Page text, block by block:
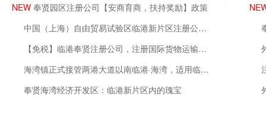
奉贤园区注册公司【安商育商，扶持奖励】政策
中国（上海）自由贸易试验区临港新片区注册公司，支持留学人员创业若干措施
【免税】临港奉贤注册公司，注册国际货物运输代理公司免征增值税
海湾镇正式接管两港大道以南临港·海湾，适用临港新片区各项招商政策
奉贤海湾经济开发区：临港新片区内的瑰宝